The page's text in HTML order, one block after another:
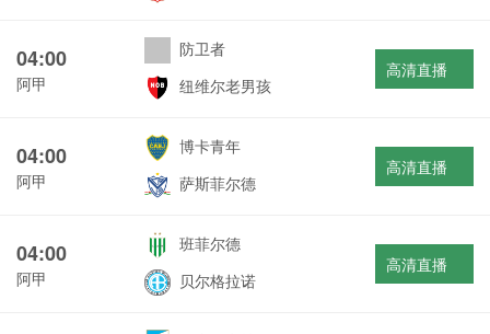
04:00
阿甲
防卫者
纽维尔老男孩
高清直播
04:00
阿甲
博卡青年
萨斯菲尔德
高清直播
04:00
阿甲
班菲尔德
贝尔格拉诺
高清直播